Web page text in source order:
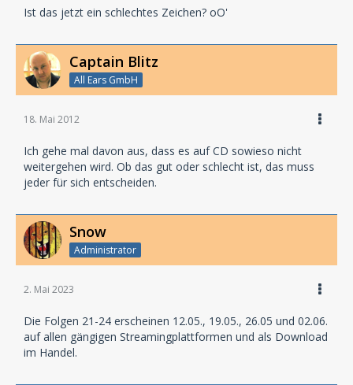
Ist das jetzt ein schlechtes Zeichen? oO'
Captain Blitz
All Ears GmbH
18. Mai 2012
Ich gehe mal davon aus, dass es auf CD sowieso nicht
weitergehen wird. Ob das gut oder schlecht ist, das muss
jeder für sich entscheiden.
Snow
Administrator
2. Mai 2023
Die Folgen 21-24 erscheinen 12.05., 19.05., 26.05 und 02.06.
auf allen gängigen Streamingplattformen und als Download
im Handel.